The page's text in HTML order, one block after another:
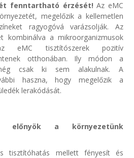
fenntartható érzését! Az eMC
megelőzik a kellemetlen
ragyogóvá varázsolják. Az
kombinálva a mikroorganizmusok
eMC tisztítószerek pozitív
otthonában. Ily módon a
csak ki sem alakulnak. A
haszna, hogy megelőzik a
lerakódását.
a környezetünk
mellett fényesít és